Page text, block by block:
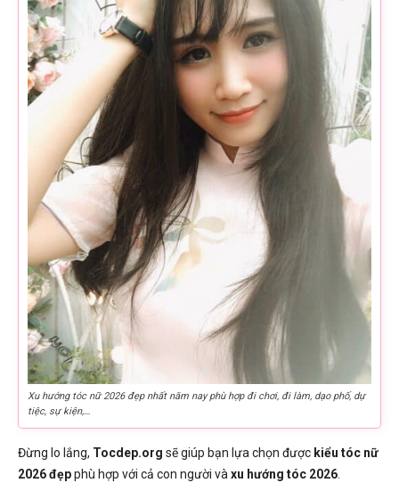
Xu hướng tóc nữ 2026 đẹp nhất năm nay phù hợp đi chơi, đi làm, dạo phố, dự
tiệc, sự kiện,…
Đừng lo lắng, Tocdep.org sẽ giúp bạn lựa chọn được kiểu tóc nữ
2026 đẹpphù hợp với cả con người và xu hướng tóc 2026